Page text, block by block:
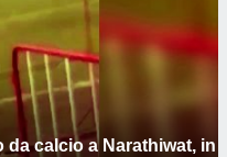
calcio a Narathiwat, in